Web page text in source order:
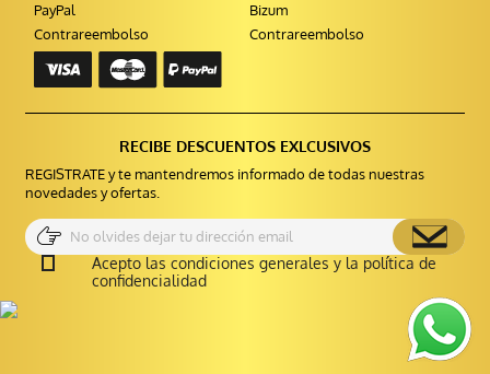
PayPal
Bizum
Contrareembolso
Contrareembolso
RECIBE DESCUENTOS EXLCUSIVOS
REGISTRATE y te mantendremos informado de todas nuestras
novedades y ofertas.
Acepto las condiciones generales y la política de
confidencialidad